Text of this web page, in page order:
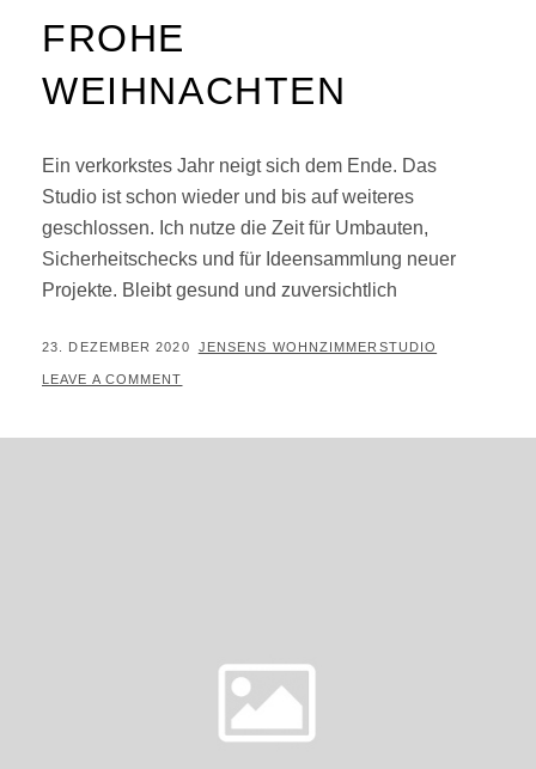
FROHE
WEIHNACHTEN
Ein verkorkstes Jahr neigt sich dem Ende. Das
Studio ist schon wieder und bis auf weiteres
geschlossen. Ich nutze die Zeit für Umbauten,
Sicherheitschecks und für Ideensammlung neuer
Projekte. Bleibt gesund und zuversichtlich
POSTED
ON
23. DEZEMBER 2020 BY
JENSENS WOHNZIMMERSTUDIO
LEAVE A COMMENT